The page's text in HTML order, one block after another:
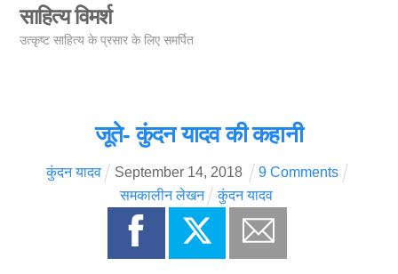
Skipसाहित्य विमर्श
उत्कृष्ट साहित्य के प्रसार के लिए समर्पित
जूते- कुंदन यादव की कहानी
कुंदन यादव September 14, 2018
9 Comments
समकालीन लेखन
कुंदन यादव